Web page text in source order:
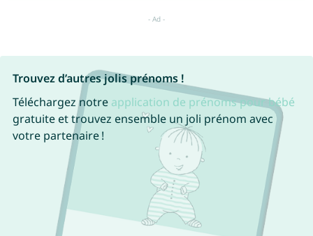
Trouvez d’autres jolis prénoms !
Téléchargez notre application de prénoms pour bébé
gratuite et trouvez ensemble un joli prénom avec
votre partenaire !